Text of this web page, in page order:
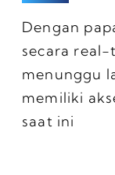
Dengan
secara real-
menunggu
memiliki
saat ini